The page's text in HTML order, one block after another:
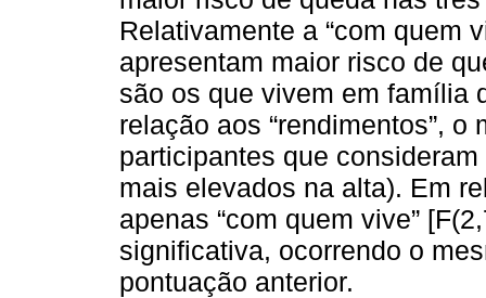
Relativamente a “com quem
apresentam maior risco de
são os que vivem em família
relação aos “rendimentos”,
participantes que
mais elevados na alta). Em
apenas “com quem vive”
significativa, ocorrendo o
pontuação anterior.